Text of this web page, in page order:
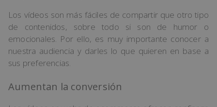
Los vídeos son más fáciles de compartir que otro tipo
de contenidos, sobre todo si son de humor o
emocionales. Por ello, es muy importante conocer a
nuestra audiencia y darles lo que quieren en base a
sus preferencias.
Aumentan la conversión